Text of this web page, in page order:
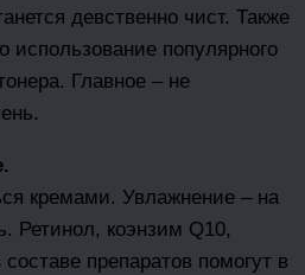
девственно чист. Также
использование популярного
Главное – не
кремами. Увлажнение – на
Ретинол, коэнзим Q10,
препаратов помогут в